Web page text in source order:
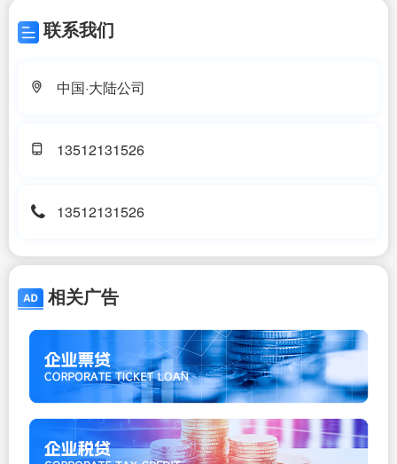
联系我们
中国·大陆公司
13512131526
13512131526
相关广告